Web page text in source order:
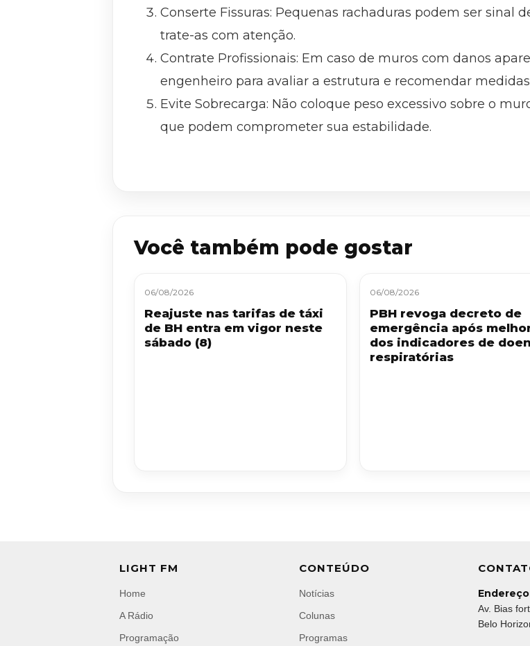
Conserte Fissuras: Pequenas rachaduras podem ser sinal
trate-as com atenção.
Contrate Profissionais: Em caso de muros com danos
engenheiro para avaliar a estrutura e recomendar
Evite Sobrecarga: Não coloque peso excessivo sobre o
que podem comprometer sua estabilidade.
Você também pode gostar
06/08/2026
Reajuste nas tarifas de táxi
de BH entra em vigor neste
sábado (8)
06/08/2026
PBH revoga decreto de
emergência após
dos indicadores de
respiratórias
LIGHT FM
Home
A Rádio
Programação
CONTEÚDO
Notícias
Colunas
Programas
Av. Bias
Belo